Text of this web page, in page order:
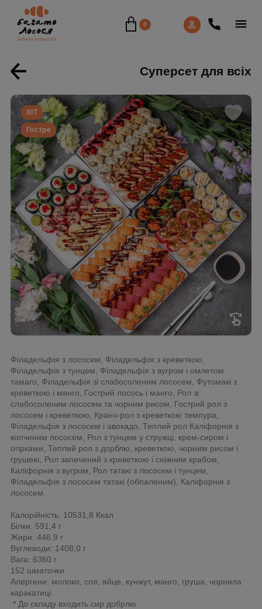
0
Суперсет для всіх
swipe
ХIТ
Гостре
Філадельфія з лососем, Філадельфія з креветкою,
Філадельфія з тунцем, Філадельфія з вугром і омлетом
тамаго, Філадельфія зі слабосоленим лососем, Футомакі з
креветкою і манго, Гострий лосось і манго, Рол зі
слабосоленим лососем та чорним рисом, Гострий рол з
лососем і креветкою, Кранч-рол з креветкою темпура,
Філадельфія з лососем і авокадо, Теплий рол Каліфорнія з
копченим лососем, Рол з тунцем у стружці, крем-сиром і
огірками, Теплий рол з дорблю, креветкою, чорним рисом і
грушею, Рол запечений з креветкою і сніжним крабом,
Каліфорнія з вугром, Рол татакі з лососем і тунцем,
Філадельфія з лососем татакі (обпаленим), Каліфорнія з
лососем.
Калорійність: 10531,8 Ккал
Білки: 591,4 г
Жири: 446,9 г
Вуглеводи: 1408,0 г
Вага: 6360 г
152 шматочки
Алергени: молоко, соя, яйце, кунжут, манго, груша, чорнила
каракатиці.
* До складу входить сир добрлю.